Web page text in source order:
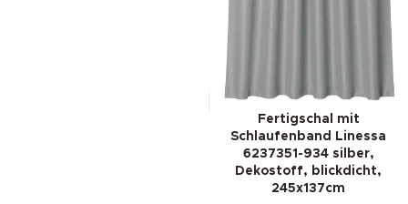
Fertigschal mit
Schlaufenband Linessa
6237351-934 silber,
Dekostoff, blickdicht,
245x137cm